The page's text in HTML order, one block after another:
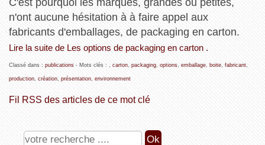
n'ont aucune hésitation à à faire appel aux
fabricants d'emballages, de packaging en carton.
Lire la suite de Les options de packaging en carton .
Classé dans : publications- Mots clés : carton, packaging, options, emballage, boite, fabricant,
production, création, présentation, environnement
Fil RSS des articles de ce mot clé